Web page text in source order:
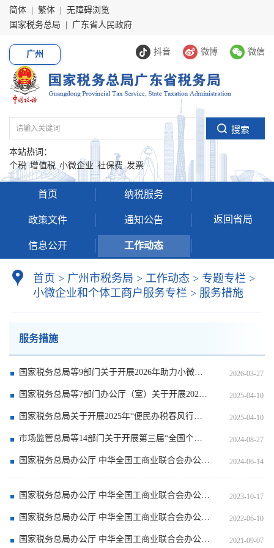
简体 繁体
无障碍浏览
国家税务总局
广东省人民政府
抖音 微博 微信
广州
本站热词：
个税 增值税 小微企业 社保费 发票
首页 纳税服务
政策文件 通知公告
信息公开 工作动态
返回省局
首页 > 广州市税务局 > 工作动态 > 专题专栏 >
小微企业和个体工商户服务专栏 > 服务措施
服务措施
国家税务总局等9部门关于开展2026年助力小微经营主体发展“春雨润苗”专项行动的通知 2026-03-27
国家税务总局等7部门办公厅（室）关于开展2025年助力小微经营主体 2025-04-10
国家税务总局关于开展2025年“便民办税春风行动”的意见 2025-04-10
市场监管总局等14部门关于开展第三届“全国个体工商户服务月”活动的通知 2024-08-27
国家税务总局办公厅 中华全国工商业联合会办公厅关于印发《2024年助力小微经营主体发展“春雨润苗”专项行动方案》的通知 2024-06-14
国家税务总局办公厅 中华全国工商业联合会办公厅关于印发《2023年助力小微经营主体发展“春雨润苗”专项行动方案》的通知 2023-10-17
国家税务总局办公厅 中华全国工商业联合会办公厅关于印发《2022年助力小微市场主体发展“春雨润苗”专项行动方案》的通知 2022-06-10
国家税务总局办公厅 中华全国工商业联合会办公厅关于印发《2021年助力小微企业发展“春雨润苗”专项行动方案》的通知 2021-09-07